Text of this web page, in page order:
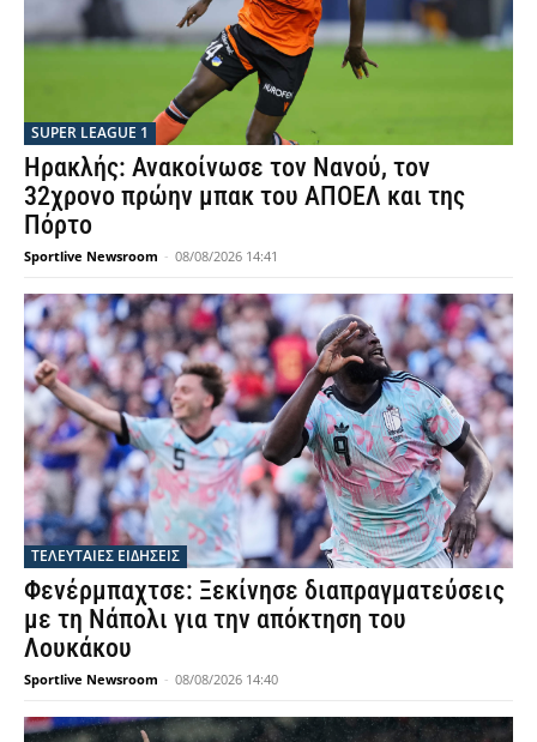
SUPER LEAGUE 1
Ηρακλής: Ανακοίνωσε τον Νανού, τον
32χρονο πρώην μπακ του ΑΠΟΕΛ και της
Πόρτο
Sportlive Newsroom - 08/08/2026 14:41
ΤΕΛΕΥΤΑΙΕΣ ΕΙΔΗΣΕΙΣ
Φενέρμπαχτσε: Ξεκίνησε διαπραγματεύσεις
με τη Νάπολι για την απόκτηση του
Λουκάκου
Sportlive Newsroom - 08/08/2026 14:40